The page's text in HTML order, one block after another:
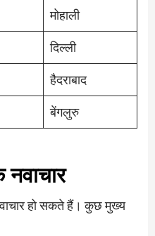
मोहाली
दिल्ली
हैदराबाद
बेंगलुरु
हो सकते हैं। कुछ मुख्य